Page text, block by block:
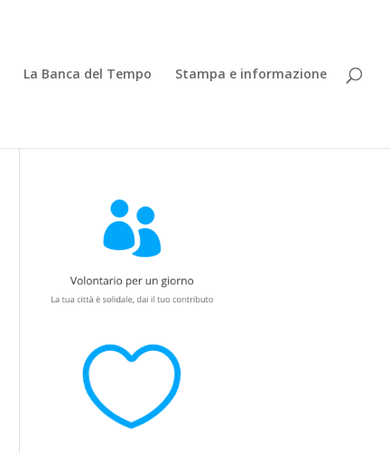
La Banca del Tempo Stampa e informazione